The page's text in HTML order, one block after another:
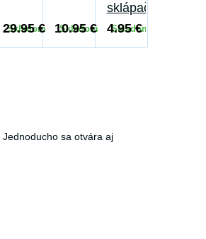
Skladom
29.95 € Skladom
10.95 € Skladom
sklápač
4.95 €
Jednoducho sa otvára aj